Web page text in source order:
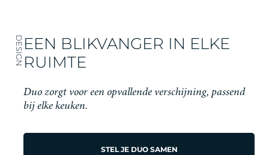
DESIGNEEN BLIKVANGER IN ELKE
RUIMTE
Duo zorgt voor een opvallende verschijning, passend
bij elke keuken.
STEL JE DUO SAMEN